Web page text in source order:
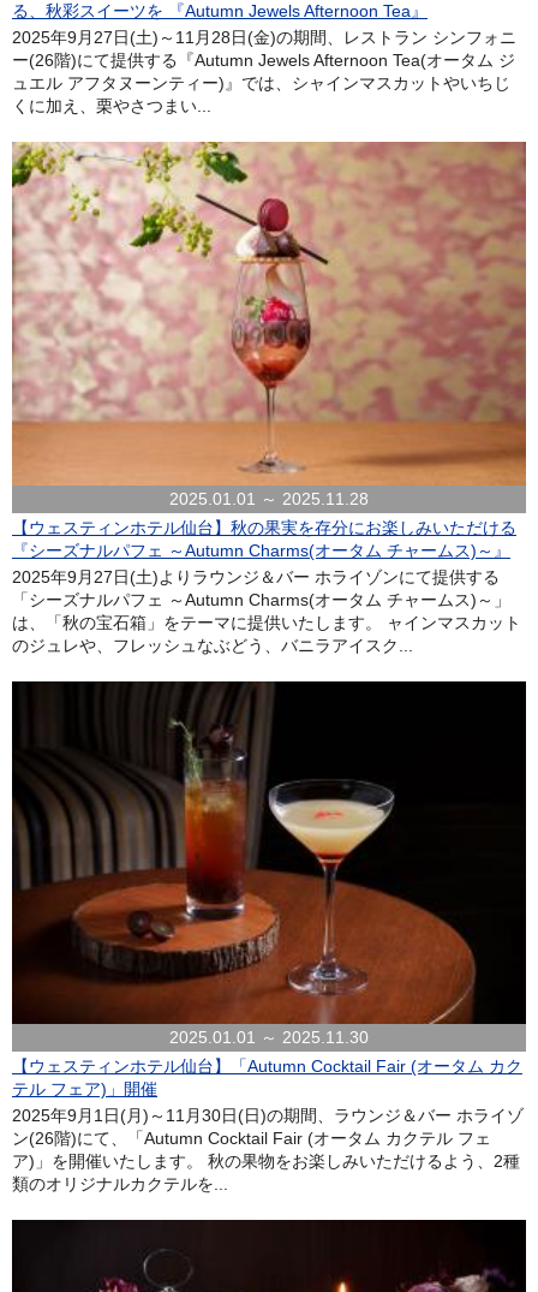
る、秋彩スイーツを 『Autumn Jewels Afternoon Tea』
2025年9月27日(土)～11月28日(金)の期間、レストラン シンフォニ
ー(26階)にて提供する『Autumn Jewels Afternoon Tea(オータム ジ
ュエル アフタヌーンティー)』では、シャインマスカットやいちじ
くに加え、栗やさつまい...
2025.01.01 ～ 2025.11.28
【ウェスティンホテル仙台】秋の果実を存分にお楽しみいただける
『シーズナルパフェ ～Autumn Charms(オータム チャームス)～』
2025年9月27日(土)よりラウンジ＆バー ホライゾンにて提供する
「シーズナルパフェ ～Autumn Charms(オータム チャームス)～」
は、「秋の宝石箱」をテーマに提供いたします。 ャインマスカット
のジュレや、フレッシュなぶどう、バニラアイスク...
2025.01.01 ～ 2025.11.30
【ウェスティンホテル仙台】「Autumn Cocktail Fair (オータム カク
テル フェア)」開催
2025年9月1日(月)～11月30日(日)の期間、ラウンジ＆バー ホライゾ
ン(26階)にて、「Autumn Cocktail Fair (オータム カクテル フェ
ア)」を開催いたします。 秋の果物をお楽しみいただけるよう、2種
類のオリジナルカクテルを...